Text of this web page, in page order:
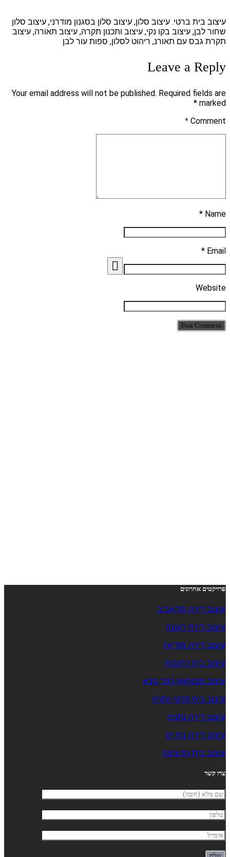
עיצוב בית ברטי. עיצוב סלון, עיצוב סלון בסגנון מודרני, עיצוב סלון
שחור לבן, עיצוב בקו נקי, עיצוב ותכנון תקרה, עיצוב תאורה, עיצוב
תקרת גבס עם תאורנ, ריהוט לסלון, ספות עור לבן
Leave a Reply
Your email address will not be published. Required fields are
marked *
Comment
*
Name *
Email *
Website
Post Comment
פרויקטים אחרונים
עיצוב דירה תל אביב
עיצוב דירה רעננה
עיצוב דירה מודיעין
עיצוב בית רחובות
עיצוב פנטהאוז כפר סבא
עיצוב בית פרטי נתניה
עיצוב דירה נתניה
עיצוב דירה בת ים
עיצוב בית נס ציונה
צרו קשר